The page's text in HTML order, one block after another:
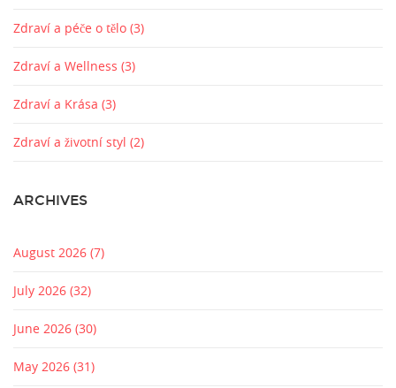
Zdraví a péče o tělo (3)
Zdraví a Wellness (3)
Zdraví a Krása (3)
Zdraví a životní styl (2)
ARCHIVES
August 2026 (7)
July 2026 (32)
June 2026 (30)
May 2026 (31)